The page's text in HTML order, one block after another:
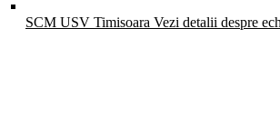
SCM USV Timisoara Vezi detalii despre